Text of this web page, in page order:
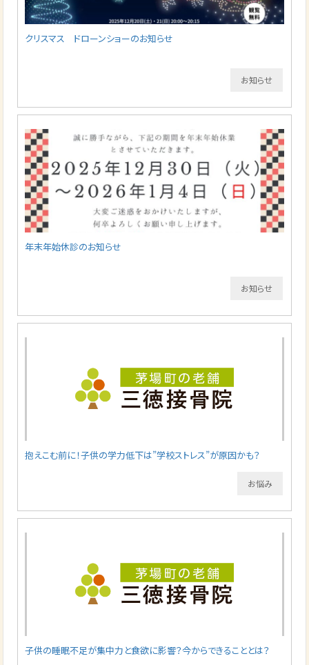
クリスマス ドローンショーのお知らせ
お知らせ
年末年始休診のお知らせ
お知らせ
抱えこむ前に！子供の学力低下は”学校ストレス”が原因かも？
お悩み
子供の睡眠不足が集中力と食欲に影響？今からできることとは？